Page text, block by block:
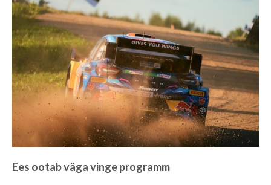
Ees ootab väga vinge programm